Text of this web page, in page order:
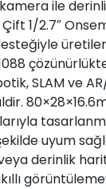
ile
1/2.7″
SLAM ve
uyum
derinlik